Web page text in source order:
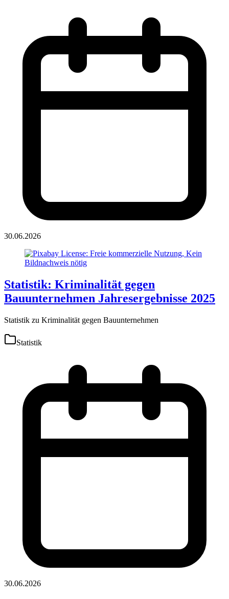
30.06.2026
Statistik: Kriminalität gegen
Bauunternehmen Jahresergebnisse 2025
Statistik zu Kriminalität gegen Bauunternehmen
Statistik
30.06.2026